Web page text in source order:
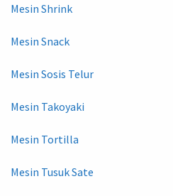
Mesin Shrink
Mesin Snack
Mesin Sosis Telur
Mesin Takoyaki
Mesin Tortilla
Mesin Tusuk Sate